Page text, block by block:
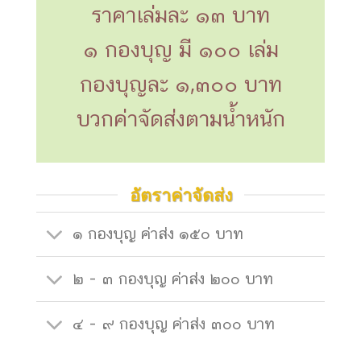
ราคาเล่มละ ๑๓ บาท
๑ กองบุญ มี ๑๐๐ เล่ม
กองบุญละ ๑,๓๐๐ บาท
บวกค่าจัดส่งตามน้ำหนัก
อัตราค่าจัดส่ง
๑ กองบุญ ค่าส่ง ๑๕๐ บาท
๒ - ๓ กองบุญ ค่าส่ง ๒๐๐ บาท
๔ - ๙ กองบุญ ค่าส่ง ๓๐๐ บาท